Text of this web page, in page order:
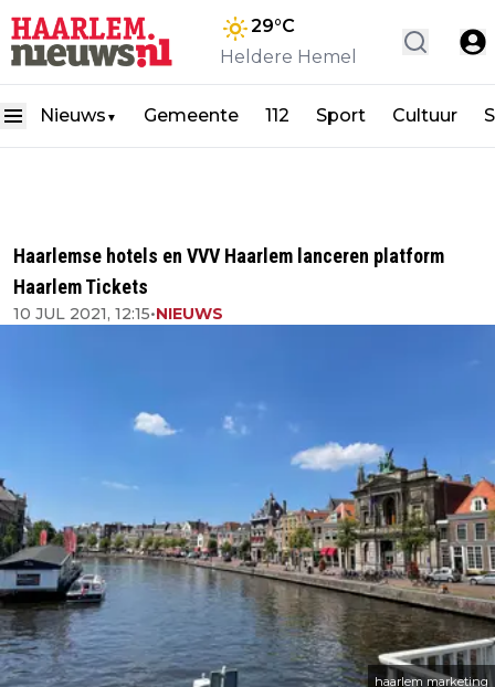
29°C
Heldere Hemel
Nieuws ▼ Gemeente 112 Sport Cultuur
Haarlemse hotels en VVV Haarlem lanceren platform
Haarlem Tickets
10 JUL 2021, 12:15•NIEUWS
haarlem marketing